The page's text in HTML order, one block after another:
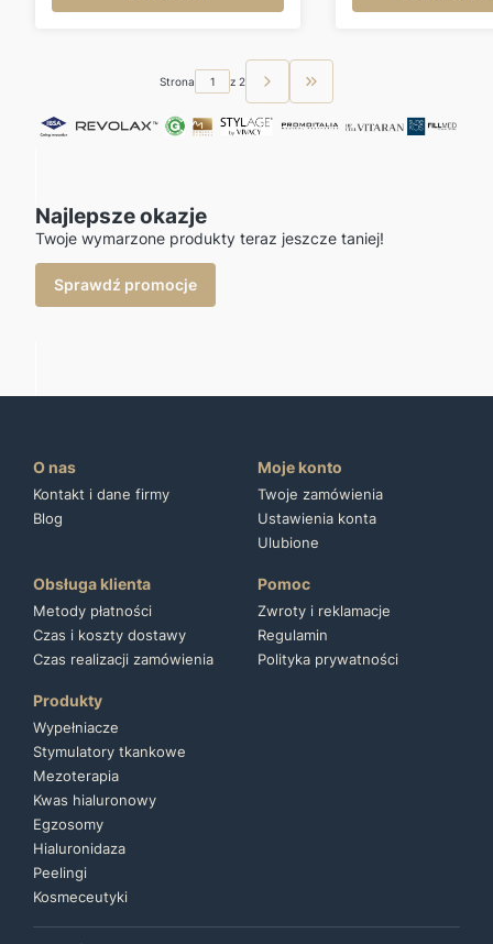
Strona z 2 Przejdź do ostatniej
Najlepsze okazje
Twoje wymarzone produkty teraz jeszcze taniej!
Sprawdź promocje
O nas
Kontakt i dane firmy
Blog
Moje konto
Twoje zamówienia
Ustawienia konta
Ulubione
Obsługa klienta
Metody płatności
Czas i koszty dostawy
Czas realizacji zamówienia
Pomoc
Zwroty i reklamacje
Regulamin
Polityka prywatności
Produkty
Wypełniacze
Stymulatory tkankowe
Mezoterapia
Kwas hialuronowy
Egzosomy
Hialuronidaza
Peelingi
Kosmeceutyki